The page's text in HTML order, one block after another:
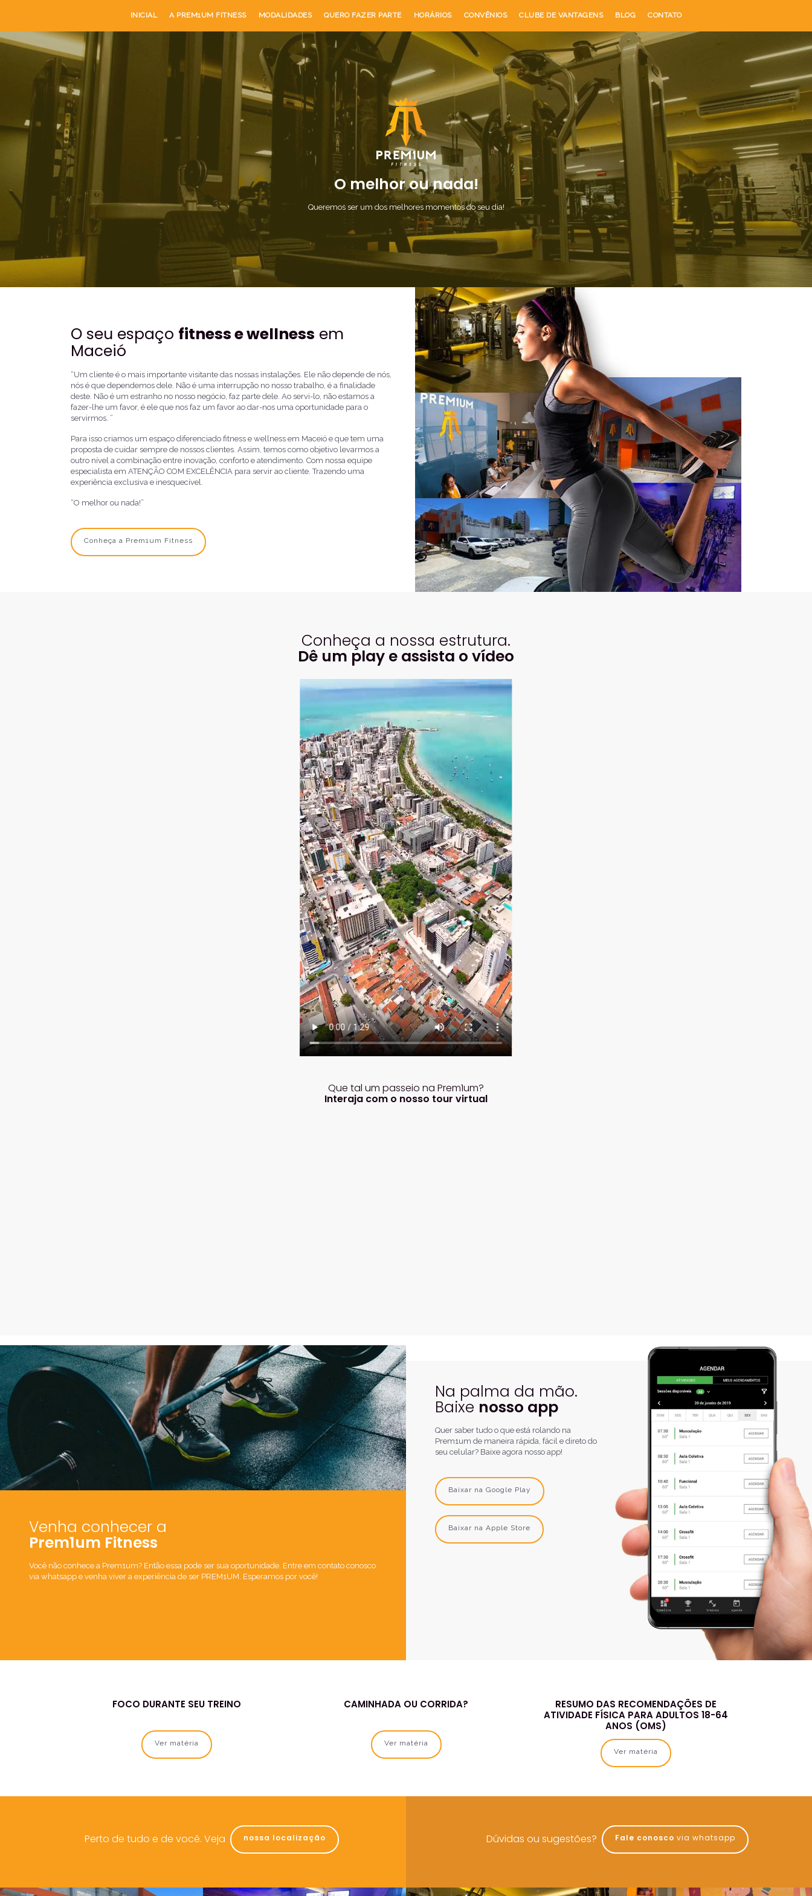
INICIAL A PREM1UM FITNESS MODALIDADES QUERO FAZER PARTE HORÁRIOS CONVÊNIOS CLUBE DE VANTAGENS BLOG CONTATO
O melhor ou nada!
Queremos ser um dos melhores momentos do seu dia!
O seu espaço fitness e wellness em
Maceió
“Um cliente é o mais importante visitante das nossas instalações. Ele não depende de nós,
nós é que dependemos dele. Não é uma interrupção no nosso trabalho, é a finalidade
deste. Não é um estranho no nosso negócio, faz parte dele. Ao servi-lo, não estamos a
fazer-lhe um favor, é ele que nos faz um favor ao dar-nos uma oportunidade para o
servirmos. ”
Para isso criamos um espaço diferenciado fitness e wellness em Maceió e que tem uma
proposta de cuidar sempre de nossos clientes. Assim, temos como objetivo levarmos a
outro nível a combinação entre inovação, conforto e atendimento. Com nossa equipe
especialista em ATENÇÃO COM EXCELÊNCIA para servir ao cliente. Trazendo uma
experiência exclusiva e inesquecível.
“O melhor ou nada!”
Conheça a Prem1um Fitness
Conheça a nossa estrutura.
Dê um play e assista o vídeo
Que tal um passeio na Prem1um?
Interaja com o nosso tour virtual
Venha conhecer a
Prem1um Fitness
Você não conhece a Prem1um? Então essa pode ser sua oportunidade. Entre em contato conosco
via whatsapp e venha viver a experiência de ser PREM1UM. Esperamos por você!
Na palma da mão.
Baixe nosso app
Quer saber tudo o que está rolando na
Prem1um de maneira rápida, fácil e direto do
seu celular? Baixe agora nosso app!
Baixar na Google Play
Baixar na Apple Store
FOCO DURANTE SEU TREINO
Ver matéria
CAMINHADA OU CORRIDA?
Ver matéria
RESUMO DAS RECOMENDAÇÕES DE
ATIVIDADE FÍSICA PARA ADULTOS 18-64
ANOS (OMS)
Ver matéria
Perto de tudo e de você. Veja nossa localização Dúvidas ou sugestões? Fale conosco via whatsapp